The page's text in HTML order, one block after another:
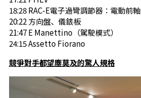
18:28​ RAC-E電子過彎調節器：電動前軸
20:22​ 方向盤、儀錶板
21:47 ​E Manettino（駕駛模式）
24:15​ Assetto Fiorano
競爭對手都望塵莫及的驚人規格